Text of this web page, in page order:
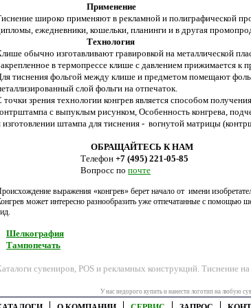
Применение
широко применяют в рекламной и полиграфической
ежедневники, кошельки, планинги и в другая
Технология
обычно изготавливают гравировкой на металлической
в термопрессе клише с давлением прижимается к
тиснения фольгой между клише и предметом помещают
слой фольги на отпечаток.
точки зрения технологии конгрев является способом
с выпуклым рисунком, Особенность конгрева,
изготовлении штампа для тиснения - вогнутой матрицы
ОБРАЩАЙТЕСЬ К НАМ
Телефон +7 (495) 221-05-85
Вопросс по почте
выражения «конгрев» берет начало от имени
может интересно разнообразить уже отпечатанные с
Шелкография
Тампопечать
сувениров, POS и рекламных конструкций. Тиснение
У нас недорого купить и нанести логотип на любую